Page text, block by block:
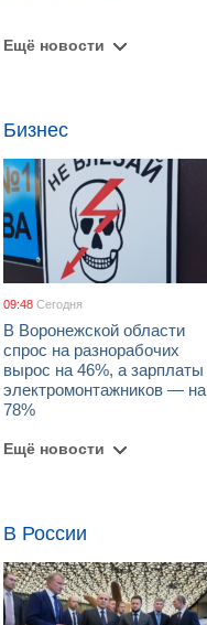
Ещё новости
Бизнес
09:48 Сегодня
В Воронежской области
спрос на разнорабочих
вырос на 46%, а зарплаты
электромонтажников — на
78%
Ещё новости
В России